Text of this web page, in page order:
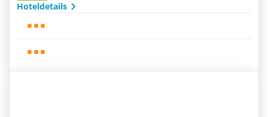
Hoteldetails